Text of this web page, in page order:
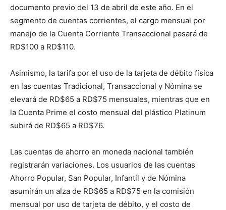
documento previo del 13 de abril de este año. En el
segmento de cuentas corrientes, el cargo mensual por
manejo de la Cuenta Corriente Transaccional pasará de
RD$100 a RD$110.
Asimismo, la tarifa por el uso de la tarjeta de débito física
en las cuentas Tradicional, Transaccional y Nómina se
elevará de RD$65 a RD$75 mensuales, mientras que en
la Cuenta Prime el costo mensual del plástico Platinum
subirá de RD$65 a RD$76.
Las cuentas de ahorro en moneda nacional también
registrarán variaciones. Los usuarios de las cuentas
Ahorro Popular, San Popular, Infantil y de Nómina
asumirán un alza de RD$65 a RD$75 en la comisión
mensual por uso de tarjeta de débito, y el costo de